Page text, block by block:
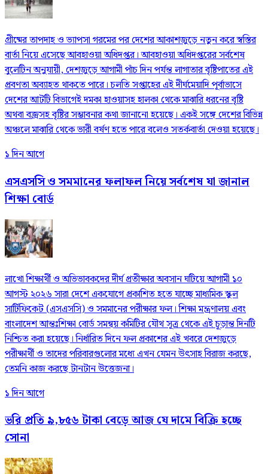
গ্রীষ্মের তাপদাহ ও ভ্যাপসা গরমের পর দেশের আকাশজুড়ে নতুন করে স্বস্তির
বার্তা নিয়ে এসেছে আবহাওয়া অধিদপ্তর। আবহাওয়া অধিদপ্তরের সর্বশেষ
বুলেটিন অনুযায়ী, দেশজুড়ে আগামী পাঁচ দিন পর্যন্ত লাগাতার বৃষ্টিপাতের এই
প্রবণতা অব্যাহত থাকতে পারে। চলতি সপ্তাহের এই দীর্ঘমেয়াদি পূর্বাভাসে
দেশের আটটি বিভাগেই দমকা হাওয়াসহ হালকা থেকে মাঝারি ধরনের বৃষ্টি
অথবা বজ্রসহ বৃষ্টির সম্ভাবনার কথা জানানো হয়েছে। একই সঙ্গে দেশের বিভিন্ন
অঞ্চলে মাঝারি থেকে ভারী বর্ষণ হতে পারে বলেও সতর্কবার্তা দেওয়া হয়েছে।
১ দিন আগে
এসএসসি ও সমমানের ফলাফল নিয়ে সর্বশেষ যা জানাল
শিক্ষা বোর্ড
লাখো শিক্ষার্থী ও অভিভাবকদের দীর্ঘ প্রতীক্ষার অবসান ঘটিয়ে আগামী ১০
আগস্ট ২০২৬ সারা দেশে একযোগে প্রকাশিত হতে যাচ্ছে মাধ্যমিক স্কুল
সার্টিফিকেট (এসএসসি) ও সমমানের পরীক্ষার ফল। শিক্ষা মন্ত্রণালয় এবং
বাংলাদেশ আন্তঃশিক্ষা বোর্ড সমন্বয় কমিটির যৌথ সূত্র থেকে এই চূড়ান্ত দিনটি
নিশ্চিত করা হয়েছে। নির্ধারিত দিনে ফল প্রকাশের এই খবরে দেশজুড়ে
পরীক্ষার্থী ও তাদের পরিবারগুলোর মধ্যে এখন যেমন উৎসাহ বিরাজ করছে,
তেমনি কাজ করছে টানটান উত্তেজনা।
১ দিন আগে
ভরি প্রতি ৯,৮৫৬ টাকা বেড়ে আজ যে দামে বিক্রি হচ্ছে
সোনা